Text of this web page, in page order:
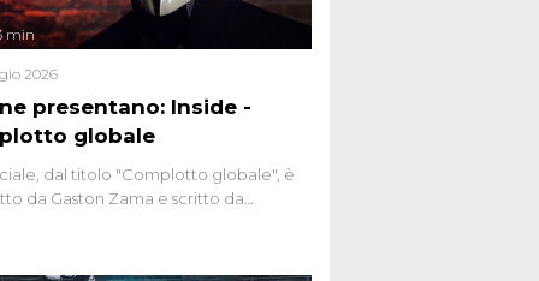
presentano: Inside -
globale
min
2026
dal titolo "Complotto globale", è
da Gaston Zama e scritto da